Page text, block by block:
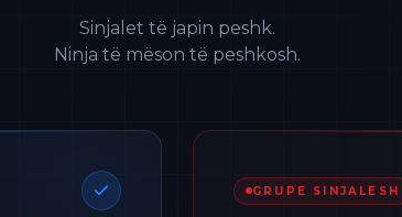
Sinjalet të japin peshk.
Ninja të mëson të peshkosh.
GRUPE SINJALESH